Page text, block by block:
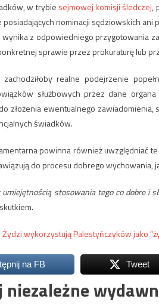
w trybie sejmowej komisji śledczej,
posiadających nominacji sędziowskich
z odpowiedniego przygotowania
sprawie przez prokuraturę lub
zachodziłoby realne podejrzenie
służbowych przez dane
złożenia ewentualnego
świadków.
powinna również uwzględniać
do procesu dobrego wychowania,
stosowania tego co dobre i
Żydzi wykorzystują Palestyńczyków jako
na FB Tweet
niezależne